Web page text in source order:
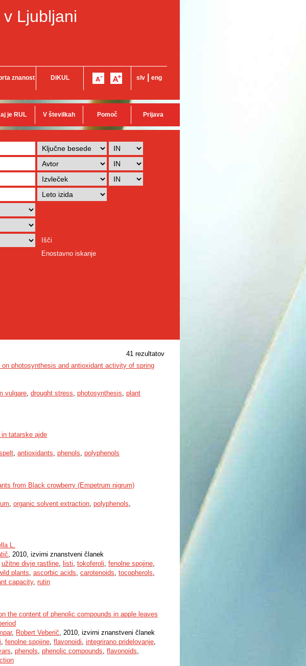
Ljubljani
znanost DiKUL slv eng
je RUL V številkah Pomoč Prijava
Išči
Enostavno iskanje
41 rezultatov
photosynthesis and antioxidant activity of spring
vulgare, drought stress, photosynthesis, plant
tatarske ajde
, antioxidants, phenols, polyphenols
from Black crowberry (Empetrum nigrum)
, organic solvent extraction, polyphenols,
L.
, 2010, izvirni znanstveni članek
užitne divje rastline, listi, tokoferoli, fenolne spojine,
plants, ascorbic acids, carotenoids, tocopherols,
capacity, rutin
the content of phenolic compounds in apple leaves
, Robert Veberič, 2010, izvirni znanstveni članek
, fenolne spojine, flavonoidi, integrirano pridelovanje,
, phenols, phenolic compounds, flavonoids,